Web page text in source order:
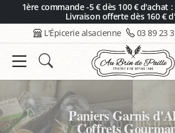
1ère commande -5 € dès 100 € d'achat :
Livraison offerte dès 160 €
L'Épicerie alsacienne 03 89 23
Caviste en Vins
Panneau de gestion des cookies